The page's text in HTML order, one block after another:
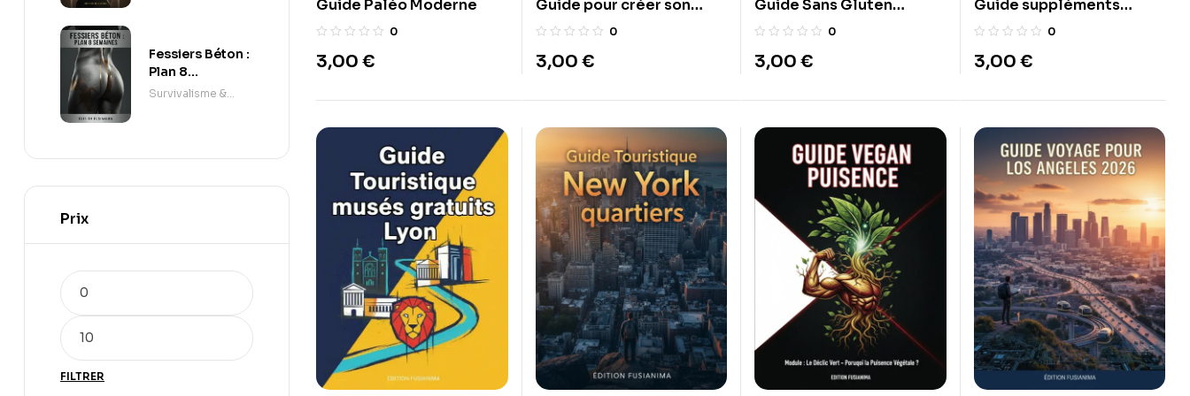
Guide Paléo Moderne
0
3,00 €
Guide pour créer son
propre compost, même
0
3,00 €
Guide Sans Gluten
Confort
0
3,00 €
Guide suppléments
(whey, créatine, oméga 3,
0
3,00 €
Fessiers Béton :
Plan 8
Semaines
Survivalisme &
Prix
FILTRER